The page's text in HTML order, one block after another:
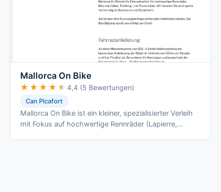
Mallorca On Bike
★★★★★
★★★★★ 4,4 (5 Bewertungen)
Can Picafort
Mallorca On Bike ist ein kleiner, spezialisierter Verleih
mit Fokus auf hochwertige Rennräder (Lapierre,